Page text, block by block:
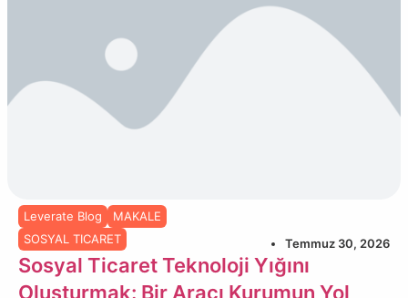
Leverate Blog
MAKALE
SOSYAL TICARET
Temmuz 30, 2026
Sosyal Ticaret Teknoloji Yığını
Oluşturmak: Bir Aracı Kurumun Yol